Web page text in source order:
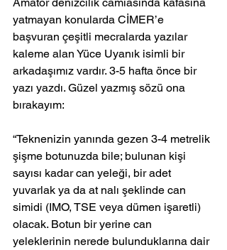
yatmayan konularda CİMER’e
başvuran çeşitli mecralarda yazılar
kaleme alan Yüce Uyanık isimli bir
arkadaşımız vardır. 3-5 hafta önce bir
yazı yazdı. Güzel yazmış sözü ona
bırakayım:
“Teknenizin yanında gezen 3-4 metrelik
şişme botunuzda bile; bulunan kişi
sayısı kadar can yeleği, bir adet
yuvarlak ya da at nalı şeklinde can
simidi (IMO, TSE veya dümen işaretli)
olacak. Botun bir yerine can
yeleklerinin nerede bulunduklarına dair